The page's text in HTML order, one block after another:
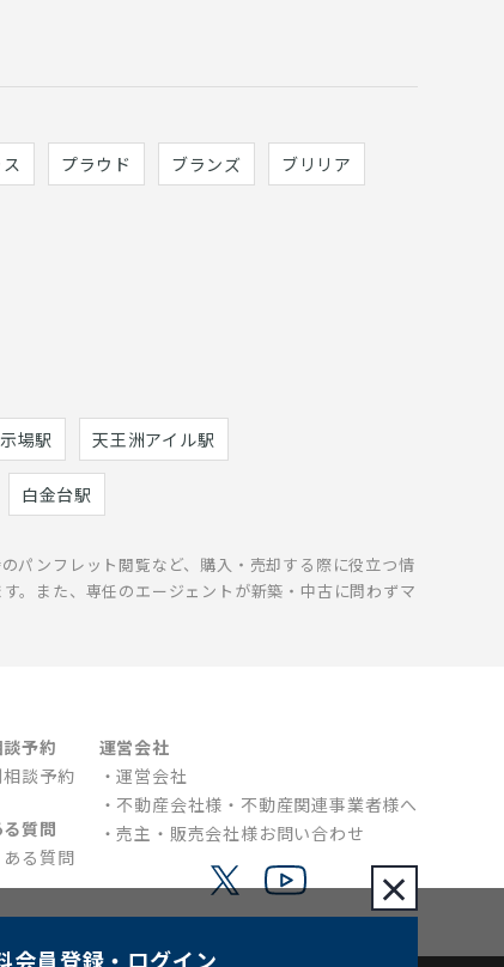
会員登録 ・ログイン
×
プラウド ブランズ ブリリア
場駅 天王洲アイル駅
白金台駅
パンフレット閲覧など、購入・売却する際に役立つ情
。また、専任のエージェントが新築・中古に問わずマ
予約
談予約
質問
ある質問
運営会社
運営会社
不動産会社様・不動産関連事業者様へ
売主・販売会社様お問い合わせ